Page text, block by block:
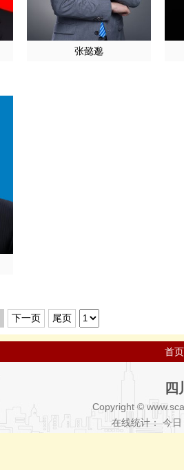
张懿邈
下一页 尾页
首页
四
Copyright ©
在线统计： 今日